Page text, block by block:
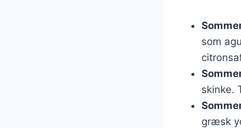
som
skinke.
græsk